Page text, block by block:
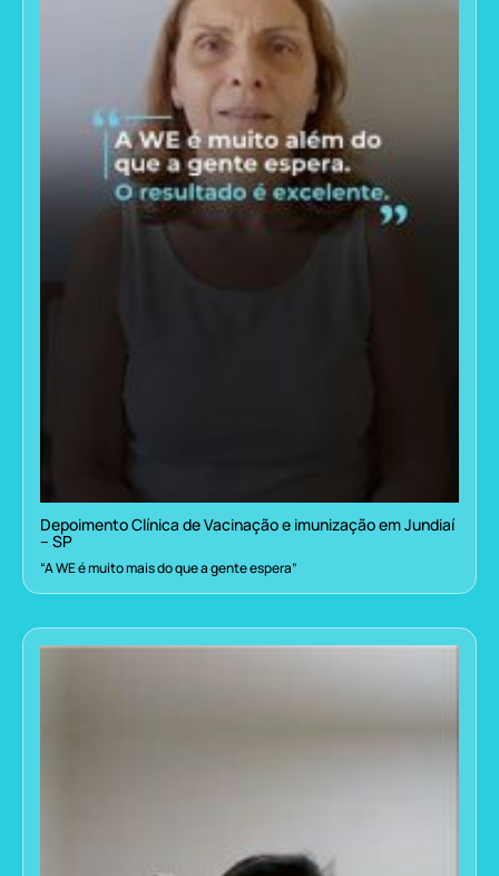
Depoimento Clínica de Vacinação e imunização em Jundiaí
– SP
“A WE é muito mais do que a gente espera”